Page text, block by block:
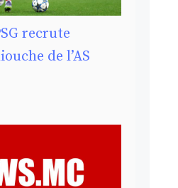
recrute
de l’AS